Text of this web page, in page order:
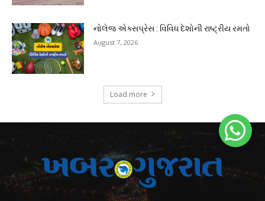
નોલેજ એક્સપ્રેસ : વિવિધ દેશોની રાષ્ટ્રીય રમતો
August 7, 2026
Load more